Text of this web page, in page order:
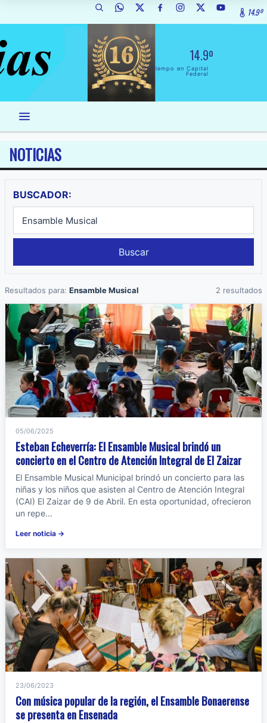
14.9º
14.9º
El Tiempo en Capital
Federal
NOTICIAS
BUSCADOR:
Buscar
Resultados para: Ensamble Musical 2 resultados
05/06/2025
Esteban Echeverría: El Ensamble Musical brindó un
concierto en el Centro de Atención Integral de El Zaizar
El Ensamble Musical Municipal brindó un concierto para las
niñas y los niños que asisten al Centro de Atención Integral
(CAI) El Zaizar de 9 de Abril. En esta oportunidad, ofrecieron
un repe...
Leer noticia →
23/06/2023
Con música popular de la región, el Ensamble Bonaerense
se presenta en Ensenada